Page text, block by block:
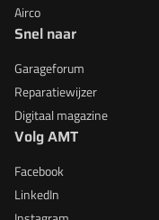
Airco
Snel naar
Garageforum
Reparatiewijzer
Digitaal magazine
Volg AMT
Facebook
LinkedIn